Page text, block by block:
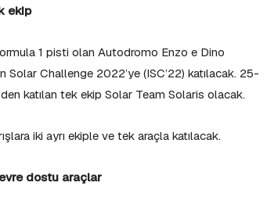
ekip
1 pisti olan Autodromo Enzo e Dino
Challenge 2022’ye (ISC’22) katılacak. 25-
katılan tek ekip Solar Team Solaris olacak.
iki ayrı ekiple ve tek araçla katılacak.
dostu araçlar